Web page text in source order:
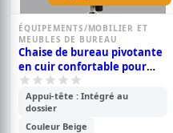
ÉQUIPEMENTS/MOBILIER ET
MEUBLES DE BUREAU
Chaise de bureau pivotante
en cuir confortable pour
patron, idéale pour les
longues sessions assises
Appui-tête : Intégré au
dossier
Couleur Beige